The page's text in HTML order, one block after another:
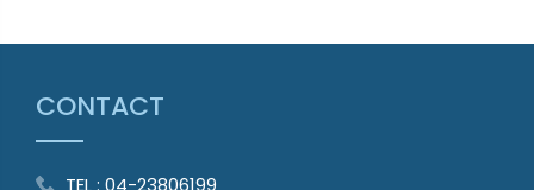
CONTACT